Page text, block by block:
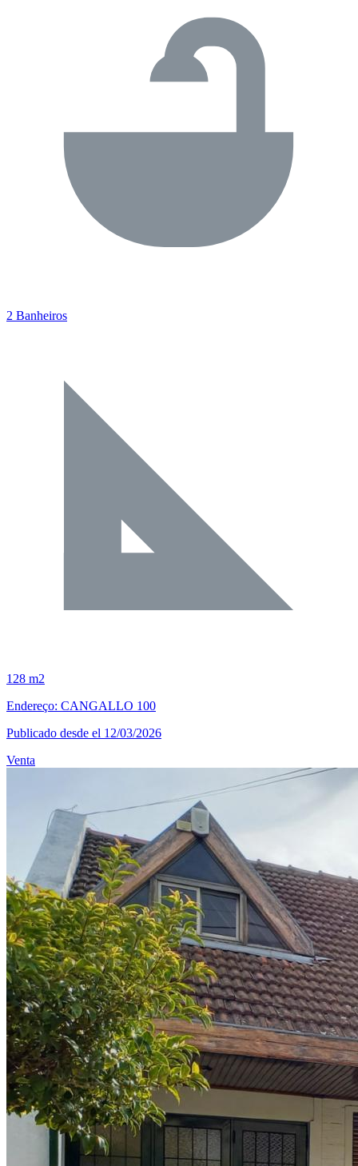
2 Banheiros
128 m2
Endereço: CANGALLO 100
Publicado desde el 12/03/2026
Venta